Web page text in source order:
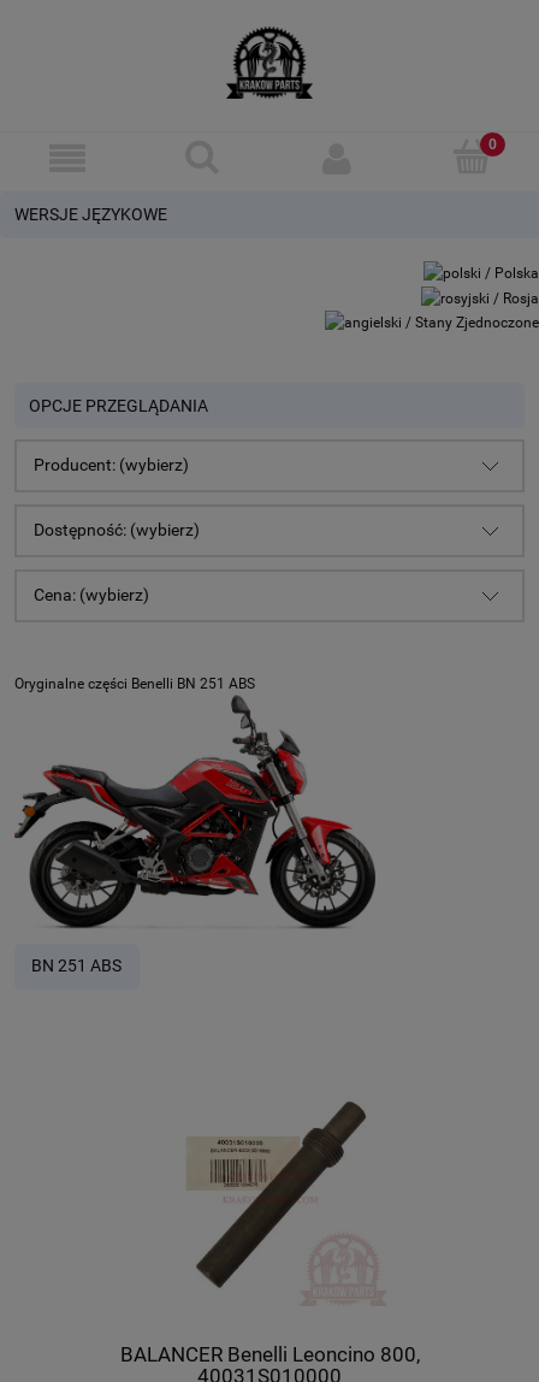
WERSJE JĘZYKOWE
OPCJE PRZEGLĄDANIA
Producent: (wybierz)
Dostępność: (wybierz)
Cena: (wybierz)
Oryginalne części Benelli BN 251 ABS
BN 251 ABS
BALANCER Benelli Leoncino 800,
40031S010000